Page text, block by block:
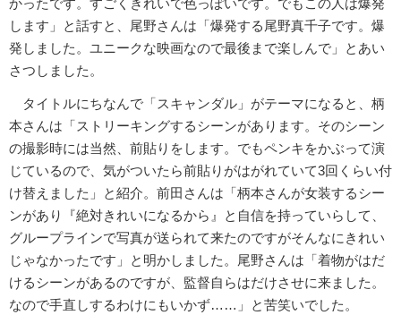
します」と話すと、尾野さんは「爆発する尾野真千子です。爆
発しました。ユニークな映画なので最後まで楽しんで」とあい
さつしました。
タイトルにちなんで「スキャンダル」がテーマになると、柄
本さんは「ストリーキングするシーンがあります。そのシーン
の撮影時には当然、前貼りをします。でもペンキをかぶって演
じているので、気がついたら前貼りがはがれていて3回くらい付
け替えました」と紹介。前田さんは「柄本さんが女装するシー
ンがあり『絶対きれいになるから』と自信を持っていらして、
グループラインで写真が送られて来たのですがそんなにきれい
じゃなかったです」と明かしました。尾野さんは「着物がはだ
けるシーンがあるのですが、監督自らはだけさせに来ました。
なので手直しするわけにもいかず……」と苦笑いでした。